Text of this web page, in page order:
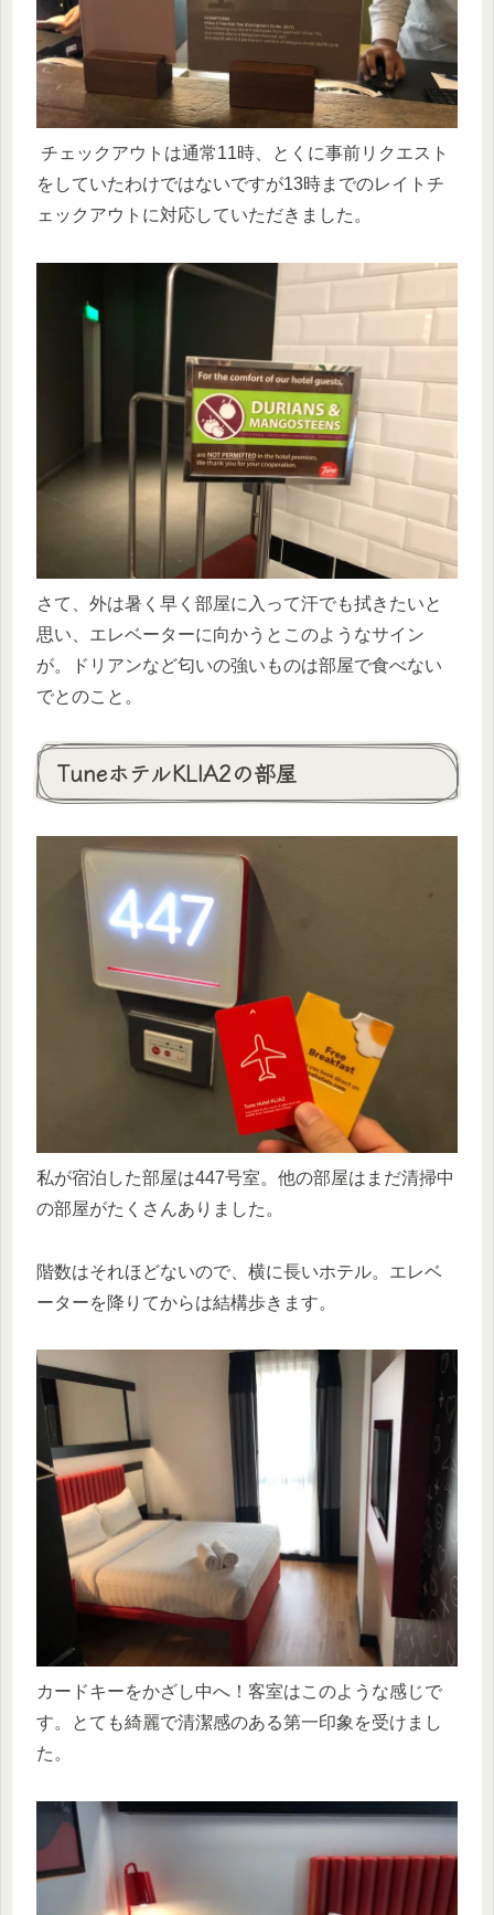
チェックアウトは通常11時、とくに事前リクエスト
をしていたわけではないですが13時までのレイトチ
ェックアウトに対応していただきました。
さて、外は暑く早く部屋に入って汗でも拭きたいと
思い、エレベーターに向かうとこのようなサイン
が。ドリアンなど匂いの強いものは部屋で食べない
でとのこと。
TuneホテルKLIA2の部屋
私が宿泊した部屋は447号室。他の部屋はまだ清掃中
の部屋がたくさんありました。
階数はそれほどないので、横に長いホテル。エレベ
ーターを降りてからは結構歩きます。
カードキーをかざし中へ！客室はこのような感じで
す。とても綺麗で清潔感のある第一印象を受けまし
た。